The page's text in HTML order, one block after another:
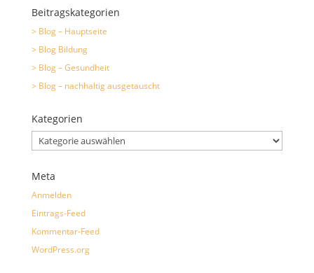
Beitragskategorien
> Blog – Hauptseite
> Blog Bildung
> Blog – Gesundheit
> Blog – nachhaltig ausgetauscht
Kategorien
Kategorien
Meta
Anmelden
Eintrags-Feed
Kommentar-Feed
WordPress.org